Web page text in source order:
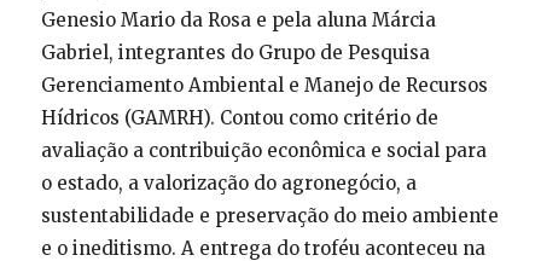
Genesio Mario da Rosa e pela aluna Márcia
Gabriel, integrantes do Grupo de Pesquisa
Gerenciamento Ambiental e Manejo de Recursos
Hídricos (GAMRH). Contou como critério de
avaliação a contribuição econômica e social para
o estado, a valorização do agronegócio, a
sustentabilidade e preservação do meio ambiente
e o ineditismo. A entrega do troféu aconteceu na